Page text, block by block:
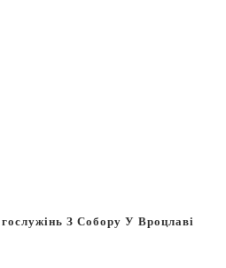
З Собору У Вроцлаві